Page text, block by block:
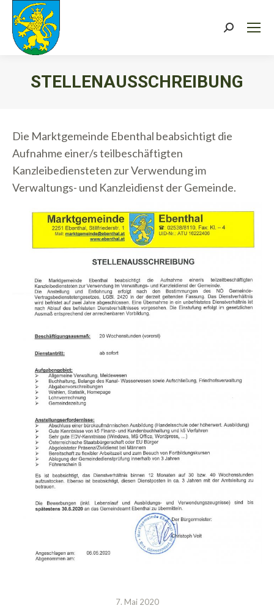
Search:
STELLENAUSSCHREIBUNG
Die Marktgemeinde Ebenthal beabsichtigt die
Aufnahme einer/s teilbeschäftigten
Kanzleibediensteten zur Verwendung im
Verwaltungs- und Kanzleidienst der Gemeinde.
7. Mai 2020